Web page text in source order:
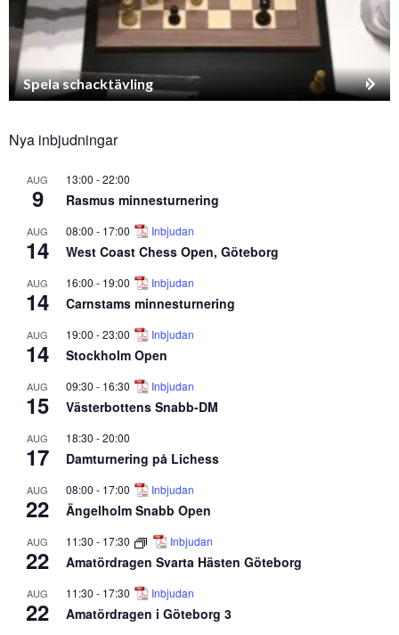
Spela schacktävling
Nya inbjudningar
AUG
9
13:00 -22:00
Rasmus minnesturnering
AUG
14
08:00 - 17:00 Inbjudan
West Coast Chess Open, Göteborg
AUG
14
16:00 - 19:00 Inbjudan
Carnstams minnesturnering
AUG
14
19:00 -23:00 Inbjudan
Stockholm Open
AUG
15
09:30 - 16:30 Inbjudan
Västerbottens Snabb-DM
AUG
17
18:30 -20:00
Damturnering på Lichess
AUG
22
08:00 - 17:00 Inbjudan
Ängelholm Snabb Open
AUG
22
11:30 - 17:30 Inbjudan
Amatördragen Svarta Hästen Göteborg
AUG
22
11:30 - 17:30 Inbjudan
Amatördragen i Göteborg 3